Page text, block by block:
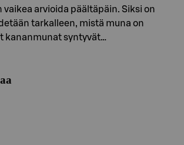
vaikea arvioida päältäpäin. Siksi on
tarkalleen, mistä muna on
kananmunat syntyvät…